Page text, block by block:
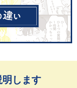
します